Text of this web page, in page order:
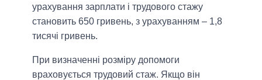
урахування зарплати і трудового стажу
становить 650 гривень, з урахуванням – 1,8
тисячі гривень.
При визначенні розміру допомоги
враховується трудовий стаж. Якщо він